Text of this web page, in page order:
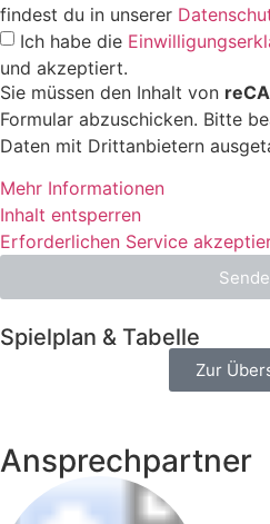
findest du in unserer
Ich habe die
und akzeptiert.
Sie müssen den Inhalt von
Formular abzuschicken. Bitte
Daten mit Drittanbietern
Mehr Informationen
Inhalt entsperren
Erforderlichen Service
Spielplan & Tabelle
Zur
Ansprechpartner